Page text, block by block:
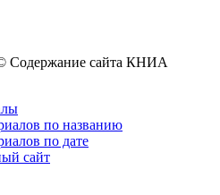
Содержание сайта КНИА
по названию
по дате
сайт